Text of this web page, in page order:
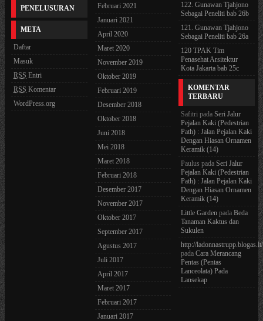
PENELUSURAN
META
Daftar
Masuk
RSS Entri
RSS Komentar
WordPress.org
Februari 2021
Januari 2021
April 2020
Maret 2020
November 2019
Oktober 2019
Februari 2019
Desember 2018
Oktober 2018
Juni 2018
Mei 2018
Maret 2018
Februari 2018
Desember 2017
November 2017
Oktober 2017
September 2017
Agustus 2017
Juli 2017
April 2017
Maret 2017
Februari 2017
Januari 2017
122. Gunawan Tjahjono
Sebagai Peneliti bab 26b
121. Gunawan Tjahjono
Sebagai Peneliti bab 26a
120 TPAK Tim
Penasehat Arsitektur
Kota Jakarta bab 25c
KOMENTAR
TERBARU
Safitri padaSeri Jalur
Pejalan Kaki (Pedestrian
Path) : Jalan Pejalan Kaki
Dengan Hiasan Ornamen
Keramik (14)
Paulus padaSeri Jalur
Pejalan Kaki (Pedestrian
Path) : Jalan Pejalan Kaki
Dengan Hiasan Ornamen
Keramik (14)
Little Garden padaBeda
Tanaman Kaktus dan
Sukulen
http://ladonnastrupp.blogas.lt/
padaCara Merancang
Pentas (Pentas
Lanceolata) Pada
Lansekap